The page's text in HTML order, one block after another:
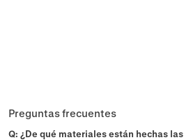
Preguntas frecuentes
Q: ¿De qué materiales están hechas